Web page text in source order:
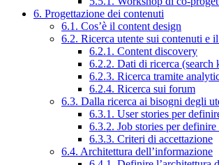
6. Progettazione dei contenuti
6.1. Cos’è il content design
6.2. Ricerca utente sui contenuti e
6.2.1. Content discovery
6.2.2. Dati di ricerca (search
6.2.3. Ricerca tramite
6.2.4. Ricerca sui forum
6.3. Dalla ricerca ai bisogni degli
6.3.1. User stories per
6.3.2. Job stories per
6.3.3. Criteri di accettazione
6.4. Architettura dell’informazione